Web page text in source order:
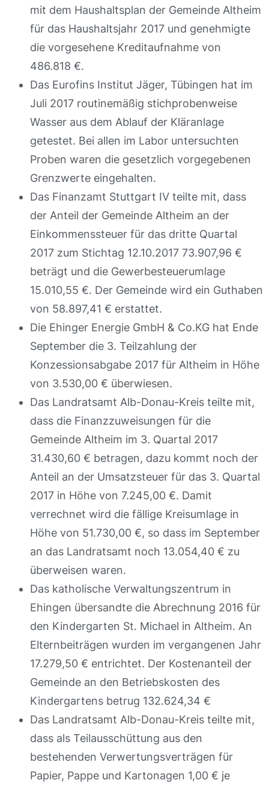
mit dem Haushaltsplan der Gemeinde Altheim
für das Haushaltsjahr 2017 und genehmigte
die vorgesehene Kreditaufnahme von
486.818 €.
Das Eurofins Institut Jäger, Tübingen hat im
Juli 2017 routinemäßig stichprobenweise
Wasser aus dem Ablauf der Kläranlage
getestet. Bei allen im Labor untersuchten
Proben waren die gesetzlich vorgegebenen
Grenzwerte eingehalten.
Das Finanzamt Stuttgart IV teilte mit, dass
der Anteil der Gemeinde Altheim an der
Einkommenssteuer für das dritte Quartal
2017 zum Stichtag 12.10.2017 73.907,96 €
beträgt und die Gewerbesteuerumlage
15.010,55 €. Der Gemeinde wird ein Guthaben
von 58.897,41 € erstattet.
Die Ehinger Energie GmbH & Co.KG hat Ende
September die 3. Teilzahlung der
Konzessionsabgabe 2017 für Altheim in Höhe
von 3.530,00 € überwiesen.
Das Landratsamt Alb-Donau-Kreis teilte mit,
dass die Finanzzuweisungen für die
Gemeinde Altheim im 3. Quartal 2017
31.430,60 € betragen, dazu kommt noch der
Anteil an der Umsatzsteuer für das 3. Quartal
2017 in Höhe von 7.245,00 €. Damit
verrechnet wird die fällige Kreisumlage in
Höhe von 51.730,00 €, so dass im September
an das Landratsamt noch 13.054,40 € zu
überweisen waren.
Das katholische Verwaltungszentrum in
Ehingen übersandte die Abrechnung 2016 für
den Kindergarten St. Michael in Altheim. An
Elternbeiträgen wurden im vergangenen Jahr
17.279,50 € entrichtet. Der Kostenanteil der
Gemeinde an den Betriebskosten des
Kindergartens betrug 132.624,34 €
Das Landratsamt Alb-Donau-Kreis teilte mit,
dass als Teilausschüttung aus den
bestehenden Verwertungsverträgen für
Papier, Pappe und Kartonagen 1,00 € je